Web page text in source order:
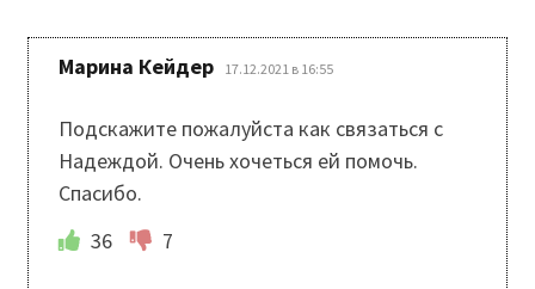
Марина Кейдер: 17.12.2021 в 16:55
Подскажите пожалуйста как связаться с
Надеждой. Очень хочеться ей помочь.
Спасибо.
36
7